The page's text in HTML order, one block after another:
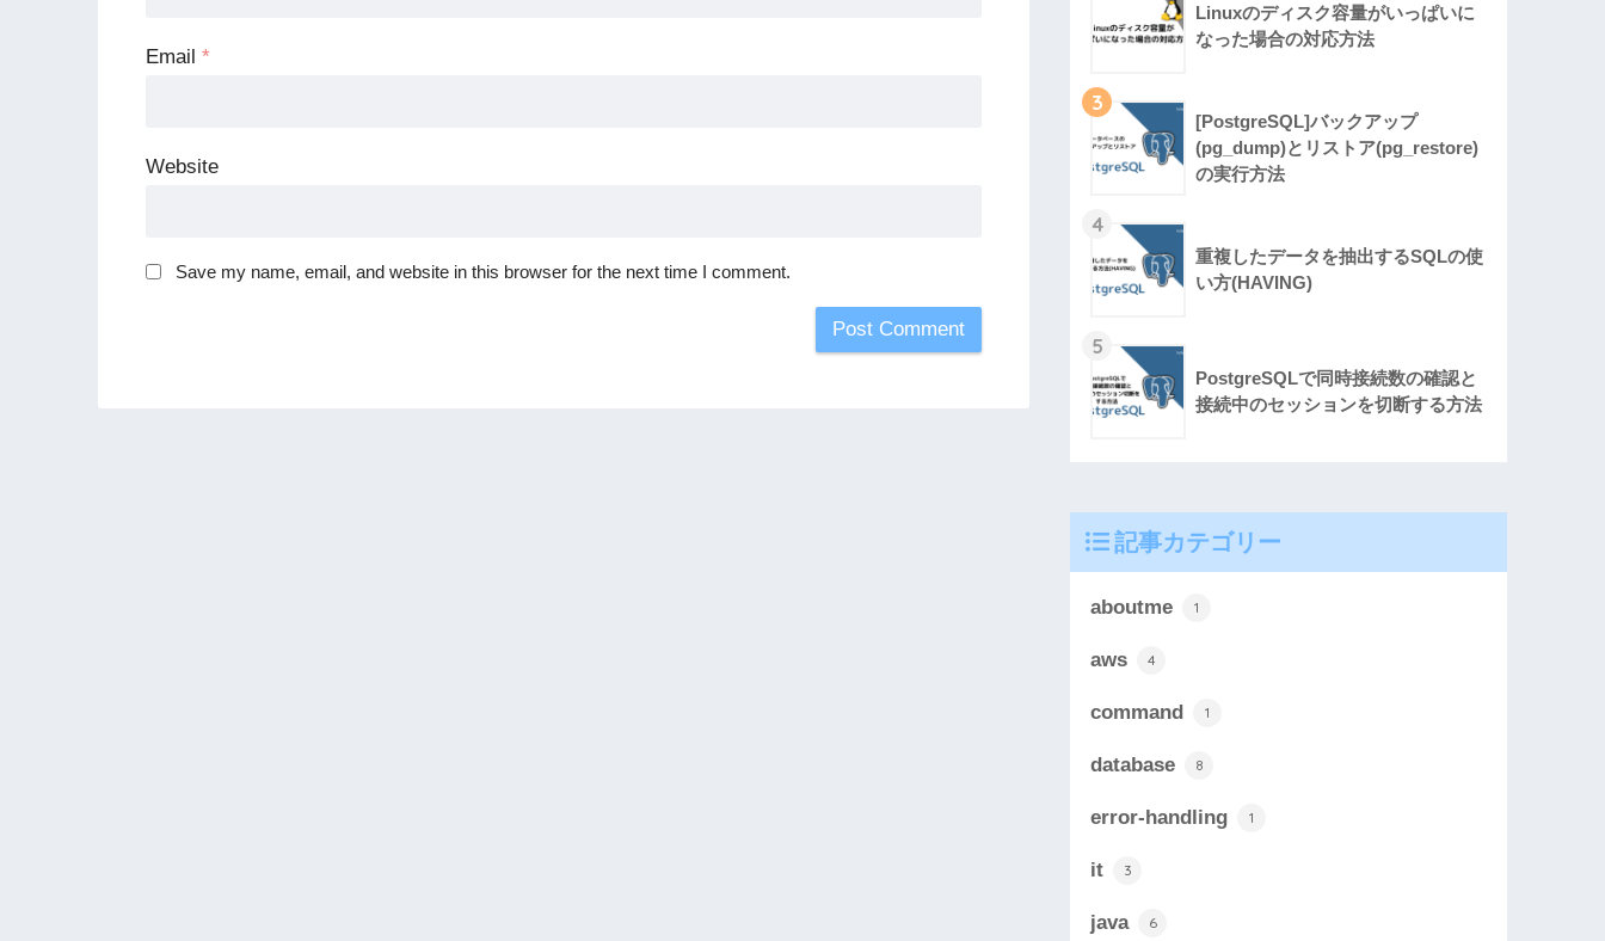
Email *
Website
Save my name, email, and website in this browser for the next time I comment.
Linuxのディスク容量がいっぱいに
なった場合の対応方法
3
[PostgreSQL]バックアップ
(pg_dump)とリストア(pg_restore)
の実行方法
4
重複したデータを抽出するSQLの使
い方(HAVING)
5
PostgreSQLで同時接続数の確認と
接続中のセッションを切断する方法
記事カテゴリー
aboutme 1
aws 4
command 1
database 8
error-handling 1
it 3
java 6